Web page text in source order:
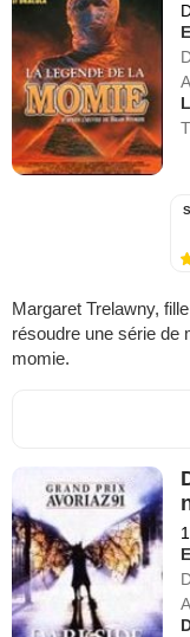
Margaret Trelawny,
résoudre une série de
momie.